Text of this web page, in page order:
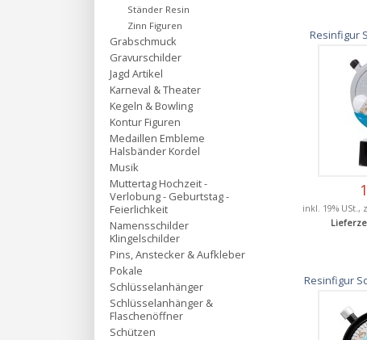
Resinfigur
inkl. 19% USt.,
Resinfigur
Ständer Resin
Zinn Figuren
Grabschmuck
Gravurschilder
Jagd Artikel
Karneval & Theater
Kegeln & Bowling
Kontur Figuren
Medaillen Embleme
Halsbänder Kordel
Musik
Muttertag Hochzeit -
Verlobung - Geburtstag -
Feierlichkeit
Namensschilder
Klingelschilder
Pins, Anstecker & Aufkleber
Pokale
Schlüsselanhänger
Schlüsselanhänger &
Flaschenöffner
Schützen